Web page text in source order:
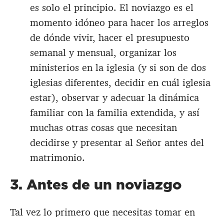
es solo el principio. El noviazgo es el
momento idóneo para hacer los arreglos
de dónde vivir, hacer el presupuesto
semanal y mensual, organizar los
ministerios en la iglesia (y si son de dos
iglesias diferentes, decidir en cuál iglesia
estar), observar y adecuar la dinámica
familiar con la familia extendida, y así
muchas otras cosas que necesitan
decidirse y presentar al Señor antes del
matrimonio.
3. Antes de un noviazgo
Tal vez lo primero que necesitas tomar en